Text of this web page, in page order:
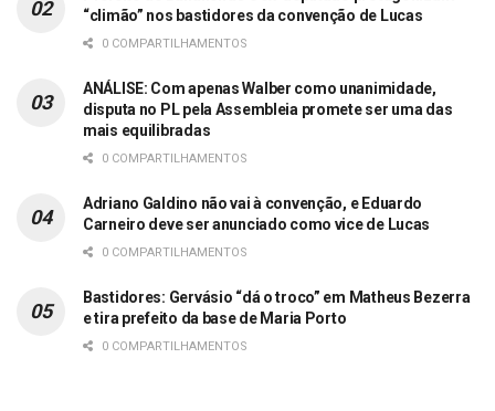
“climão” nos bastidores da convenção de Lucas
0 COMPARTILHAMENTOS
ANÁLISE: Com apenas Walber como unanimidade,
disputa no PL pela Assembleia promete ser uma das
mais equilibradas
0 COMPARTILHAMENTOS
Adriano Galdino não vai à convenção, e Eduardo
Carneiro deve ser anunciado como vice de Lucas
0 COMPARTILHAMENTOS
Bastidores: Gervásio “dá o troco” em Matheus Bezerra
e tira prefeito da base de Maria Porto
0 COMPARTILHAMENTOS